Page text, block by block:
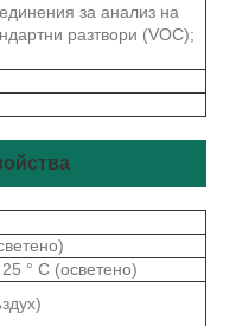
за анализ на
разтвори (VOC);
° C (осветено)